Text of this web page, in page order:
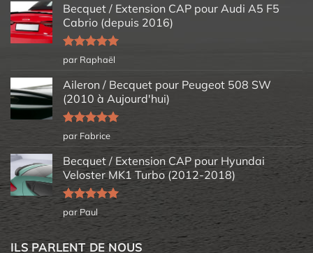
Becquet / Extension CAP pour Audi A5 F5
Cabrio (depuis 2016)
Note5sur
5
par Raphaël
Aileron / Becquet pour Peugeot 508 SW
(2010 à Aujourd'hui)
Note5sur
5
par Fabrice
Becquet / Extension CAP pour Hyundai
Veloster MK1 Turbo (2012-2018)
Note5sur
5
par Paul
ILS PARLENT DE NOUS